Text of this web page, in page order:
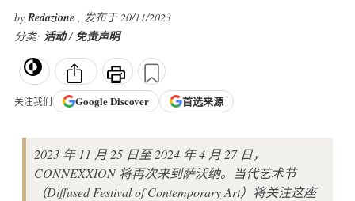
byRedazione , 发布于 20/11/2023
分类: 活动/免责声明
关注我们 GoogleDiscover 首选来源
2023 年 11 月 25 日至 2024 年 4 月 27 日，
CONNEXXION 将再次来到萨沃纳。当代艺术节
（Diffused Festival of Contemporary Art）将关注这座